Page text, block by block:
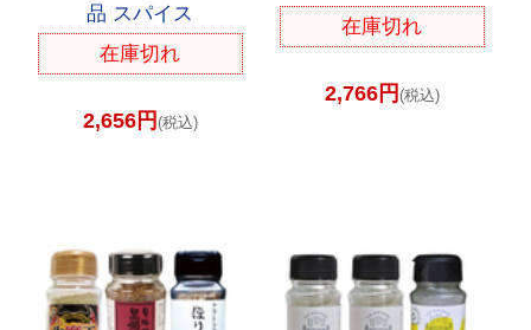
品 スパイス
在庫切れ
2,656円 (税込)
在庫切れ
2,766円 (税込)